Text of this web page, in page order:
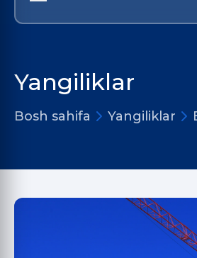
Yangiliklar
Bosh sahifa Yangiliklar